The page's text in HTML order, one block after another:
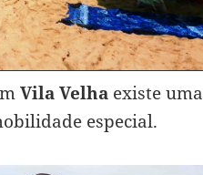
Vila Velhaexiste uma
especial.